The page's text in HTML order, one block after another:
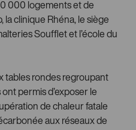
000 logements et de
la clinique Rhéna, le siège
Soufflet et l’école du
tables rondes regroupant
permis d’exposer le
de chaleur fatale
aux réseaux de